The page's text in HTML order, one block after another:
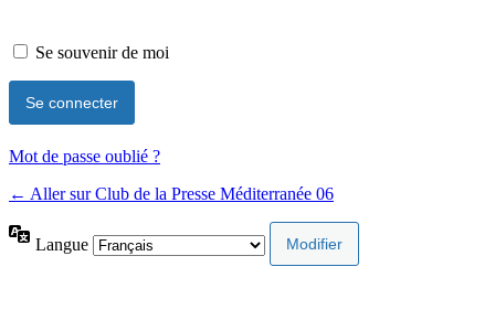
Se souvenir de moi
Mot de passe oublié ?
← Aller sur Club de la Presse Méditerranée 06
Langue